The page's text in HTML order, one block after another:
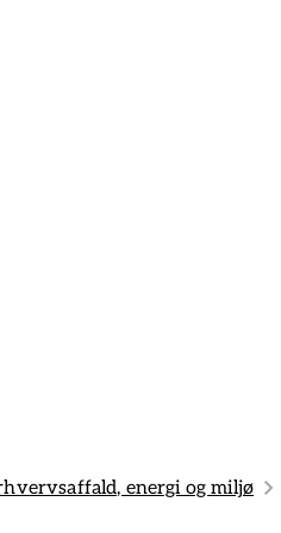
energi og miljø